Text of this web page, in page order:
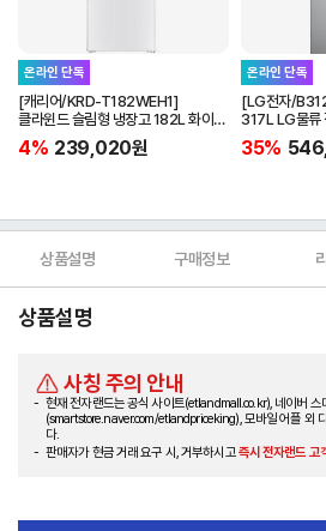
온라인 단독
[캐리어/KRD-T182WEH1]
클라윈드 슬림형 냉장고 182L 화이트
배송설치 포함
4% 239,020원
온라인 단독
[LG전자/
317L LG물류
35%
상품설명 구매정보
상품설명
사칭 주의 안내
현재 전자랜드는 공식 사이트(etlandmall.co.kr), 네이버 스
(smartstore.naver.com/etlandpriceking), 모바일 어플 외
다.
판매자가 현금 거래 요구 시, 거부하시고즉시 전자랜드 고